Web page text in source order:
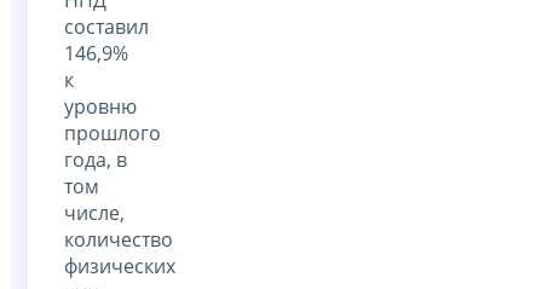
составил
146,9%
к
уровню
прошлого
года, в
том
числе,
количество
физических